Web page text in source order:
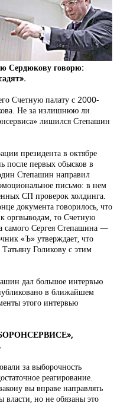
Сердюкову говорю:
Счетную палату с 2000-
Не за излишнюю ли
лишился Степашин
президента в октябре
после первых обысков в
Степашин направил
письмо: в нем
СП проверок холдинга.
документа говорилось, что
оргвыводам, то Счетную
самого Сергея Степашина —
«Ъ» утверждает, что
Голикову с этим
дал большое интервью
в ближайшем
этого интервью
за выборочность
реагирование.
вы вправе направлять
власти, но не обязаны это